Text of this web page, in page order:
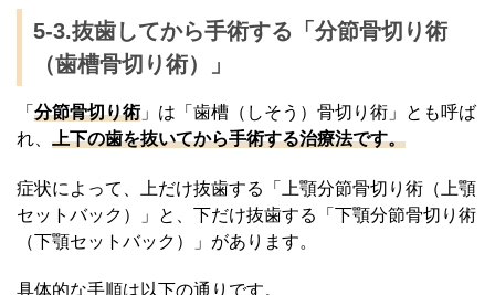
5-3.抜歯してから手術する「分節骨切り術
（歯槽骨切り術）」
「 分節骨切り術」は「歯槽（しそう）骨切り術」とも呼ば
れ、 上下の歯を抜いてから手術する治療法です。
症状によって、上だけ抜歯する「上顎分節骨切り術（上顎
セットバック）」と、下だけ抜歯する「下顎分節骨切り術
（下顎セットバック）」があります。
具体的な手順は以下の通りです。